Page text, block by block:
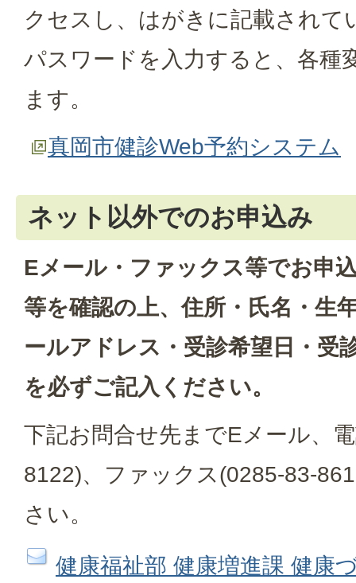
クセスし、はがきに記載されて
パスワードを入力すると、各種
ます。
真岡市健診Web予約システム
ネット以外でのお申込み
Eメール・ファックス等でお申
等を確認の上、住所・氏名・生
ールアドレス・受診希望日・受
を必ずご記入ください。
下記お問合せ先までEメール、
8122)、ファックス(0285-83-
さい。
健康福祉部 健康増進課 健康